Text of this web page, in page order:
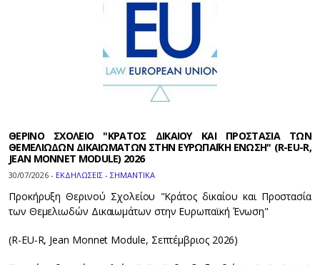
ΘΕΡΙΝΟ ΣΧΟΛΕΙΟ "ΚΡΑΤΟΣ ΔΙΚΑΙΟΥ ΚΑΙ ΠΡΟΣΤΑΣΙΑ ΤΩΝ
ΘΕΜΕΛΙΩΔΩΝ ΔΙΚΑΙΩΜΑΤΩΝ ΣΤΗΝ ΕΥΡΩΠΑΪΚΗ ΕΝΩΣΗ" (R-EU-R,
JEAN MONNET MODULE) 2026
30/07/2026 - ΕΚΔΗΛΩΣΕΙΣ - ΣΗΜΑΝΤΙΚΑ
Προκήρυξη Θερινού Σχολείου "Κράτος δικαίου και Προστασία
των Θεμελιωδών Δικαιωμάτων στην Ευρωπαϊκή Ένωση"
(R-EU-R, Jean Monnet Module, Σεπτέμβριος 2026)